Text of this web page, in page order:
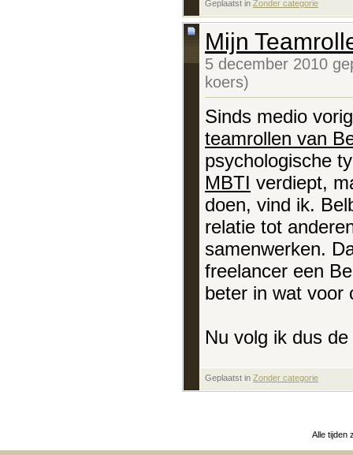
Geplaatst in Zonder categorie
Mijn
5 december 2010
koers)
Sinds medio
teamrollen van
psychologische
MBTI verdiept,
doen, vind ik.
relatie tot
samenwerken.
freelancer een
beter in wat voor
Nu volg ik dus
Geplaatst in Zonder categorie
Alle tijden